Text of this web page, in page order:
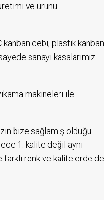
ve ürünü
kanban cebi, plastik kanban
sanayi kasalarımız
makineleri ile
bize sağlamış olduğu
1. kalite değil aynı
renk ve kalitelerde de